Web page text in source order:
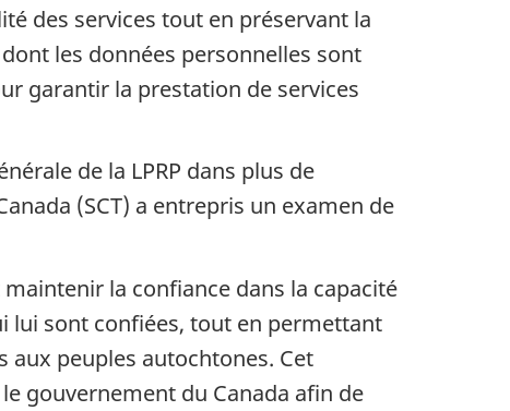
des services tout en préservant la
les données personnelles sont
garantir la prestation de services
de la LPRP dans plus de
(SCT) a entrepris un examen de
la confiance dans la capacité
lui sont confiées, tout en permettant
aux peuples autochtones. Cet
gouvernement du Canada afin de